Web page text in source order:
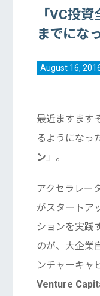
「VC投
までにな
August 16,
最近ますます
るようになっ
ン 」。
アクセラレー
がスタートア
ションを実践
のが、大企業
ンチャーキャ
Venture